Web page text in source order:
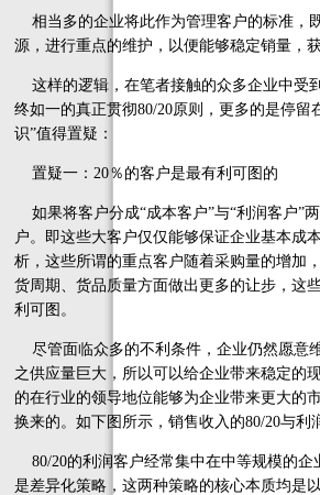
相当多的企业将此作为管理客户的标准，
源，进行重点的维护，以便能够稳定销量，
这样的逻辑，在笔者接触的众多企业中受
终如一的真正贯彻80/20原则，更多的是停
识”值得置疑：
置疑一：20％的客户是最有利可图的
如果将客户分成“成本客户”与“利润客户”
户。即这些大客户仅仅能够保证企业基本成
析，这些所谓的重点客户随着采购量的增加
货周期、货品质量方面做出更多的让步，这
利可图。
尽管面临众多的不利条件，企业仍然愿意
之供应量巨大，所以可以给企业带来稳定的
的在行业的领导地位能够为企业带来更大的
换来的。如下图所示，销售收入的80/20与利
80/20的利润客户经常集中在中等规模的企
是差异化策略，这两种策略的核心本质均是